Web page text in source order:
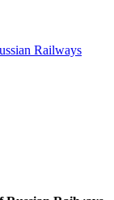
Railways